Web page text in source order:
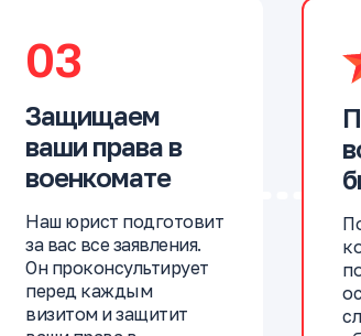
03
Защищаем
ваши права в
военкомате
Наш юрист подготовит
за вас все заявления.
Он проконсультирует
перед каждым
визитом и защитит